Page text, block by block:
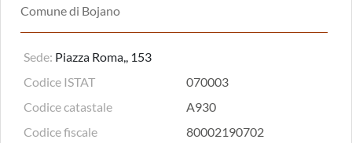
Comune di Bojano
Sede: Piazza Roma,, 153
Codice ISTAT
070003
Codice catastale
A930
Codice fiscale
80002190702